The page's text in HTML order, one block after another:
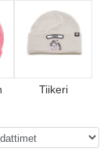
Tiikeri